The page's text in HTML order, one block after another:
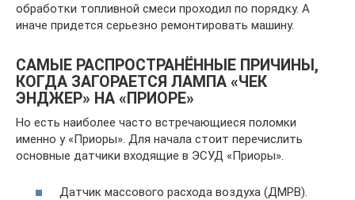
обработки топливной смеси проходил по порядку. А
иначе придется серьезно ремонтировать машину.
САМЫЕ РАСПРОСТРАНЁННЫЕ ПРИЧИНЫ,
КОГДА ЗАГОРАЕТСЯ ЛАМПА «ЧЕК
ЭНДЖЕР» НА «ПРИОРЕ»
Но есть наиболее часто встречающиеся поломки
именно у «Приоры». Для начала стоит перечислить
основные датчики входящие в ЭСУД «Приоры».
Датчик массового расхода воздуха (ДМРВ).